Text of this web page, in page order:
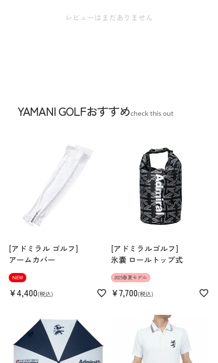
膝幅:24.1cm / 股上:26.0cm / 股下:71.0cm
ポリエステル100%
中国
レビューはまだありません
YAMANI GOLFおすすめcheck this out
[アドミラル ゴルフ]
アームカバー
NEW
¥4,400 税込
[アドミラルゴルフ]
氷嚢 ロールトップ式
2025春夏モデル
¥7,700 税込